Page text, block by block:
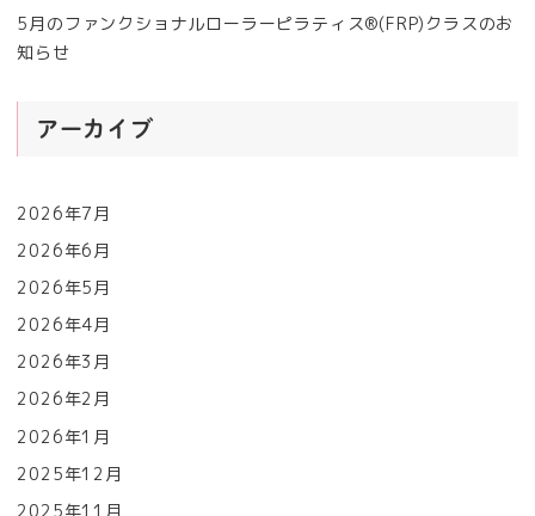
5月のファンクショナルローラーピラティス®︎(FRP)クラスのお
知らせ
アーカイブ
2026年7月
2026年6月
2026年5月
2026年4月
2026年3月
2026年2月
2026年1月
2025年12月
2025年11月